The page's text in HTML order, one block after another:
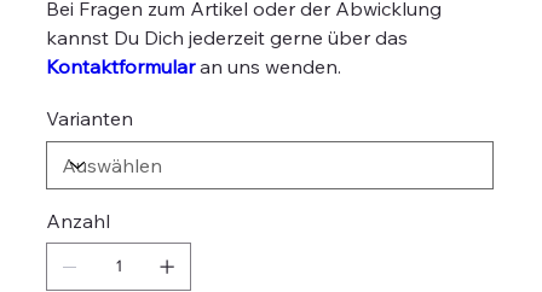
Bei Fragen zum Artikel oder der Abwicklung
kannst Du Dich jederzeit gerne über das
Kontaktformularan uns wenden.
Varianten
Anzahl